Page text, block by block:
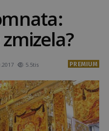
5.5tis PREMIUM